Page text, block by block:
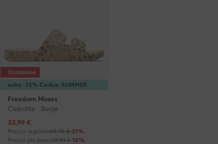
extra -35% Codice: SUMMER
Occasione
Freedom Moses
Ciabatte · Beige
Prezzo attuale
33,99 €
Prezzo regolare69,95 €-51%
Prezzo più basso37,99 €-10%